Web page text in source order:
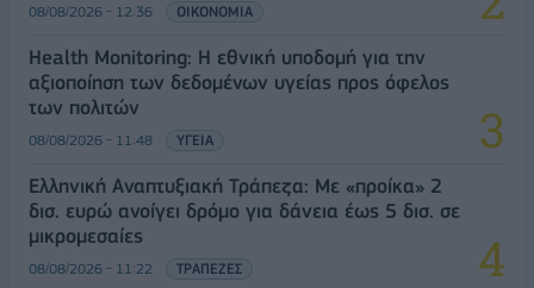
08/08/2026 - 12:36 ΟΙΚΟΝΟΜΙΑ
Health Monitoring: Η εθνική υποδομή για την
αξιοποίηση των δεδομένων υγείας προς όφελος
των πολιτών
08/08/2026 - 11:48 ΥΓΕΙΑ
Ελληνική Αναπτυξιακή Τράπεζα: Με «προίκα» 2
δισ. ευρώ ανοίγει δρόμο για δάνεια έως 5 δισ. σε
μικρομεσαίες
08/08/2026 - 11:22 ΤΡΑΠΕΖΕΣ